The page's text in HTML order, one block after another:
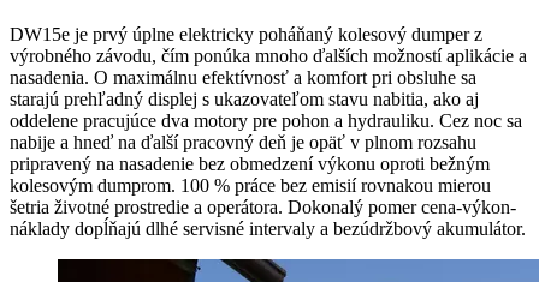
DW15e je prvý úplne elektricky poháňaný kolesový dumper z
výrobného závodu, čím ponúka mnoho ďalších možností aplikácie a
nasadenia. O maximálnu efektívnosť a komfort pri obsluhe sa
starajú prehľadný displej s ukazovateľom stavu nabitia, ako aj
oddelene pracujúce dva motory pre pohon a hydrauliku. Cez noc sa
nabije a hneď na ďalší pracovný deň je opäť v plnom rozsahu
pripravený na nasadenie bez obmedzení výkonu oproti bežným
kolesovým dumprom. 100 % práce bez emisií rovnakou mierou
šetria životné prostredie a operátora. Dokonalý pomer cena-výkon-
náklady dopĺňajú dlhé servisné intervaly a bezúdržbový akumulátor.